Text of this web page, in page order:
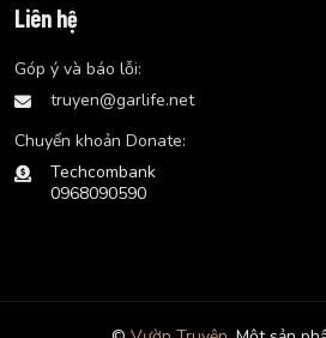
Liên hệ
Góp ý và báo lỗi:
truyen@garlife.net
Chuyển khoản Donate:
Techcombank
0968090590